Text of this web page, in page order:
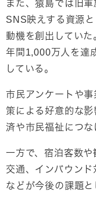
また、猿島では旧
SNS映えする資源
動機を創出してい
年間1,000万人を達
している。
市民アンケートや
策による好意的な
済や市民福祉につな
一方で、宿泊客数
交通、インバウン
などが今後の課題と